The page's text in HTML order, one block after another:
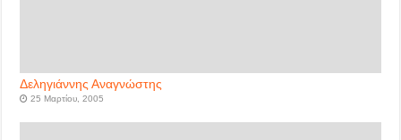
Δεληγιάννης Αναγνώστης
25 Μαρτίου, 2005